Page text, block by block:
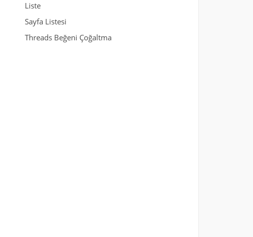
Liste
Sayfa Listesi
Threads Beğeni Çoğaltma